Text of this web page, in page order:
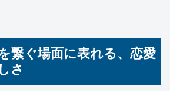
繋ぐ場面に表れる、恋愛
さ